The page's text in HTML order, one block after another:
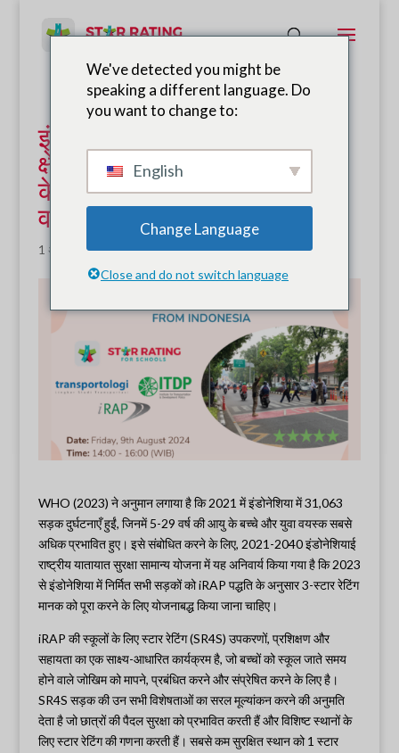
इंडोनेशिया में SR4S के साथ स्कूल
क्षेत्र सुरक्षा कार्यक्रमों के सफल
केस अध्ययनों को प्रदर्शित करने
वाला ऑनलाइन वेबिनार
1 अगस्त, 2024|समाचार
WHO (2023) ने अनुमान लगाया है कि 2021 में इंडोनेशिया में 31,063
सड़क दुर्घटनाएँ हुईं, जिनमें 5-29 वर्ष की आयु के बच्चे और युवा वयस्क सबसे
अधिक प्रभावित हुए। इसे संबोधित करने के लिए, 2021-2040 इंडोनेशियाई
राष्ट्रीय यातायात सुरक्षा सामान्य योजना में यह अनिवार्य किया गया है कि 2023
से इंडोनेशिया में निर्मित सभी सड़कों को iRAP पद्धति के अनुसार 3-स्टार रेटिंग
मानक को पूरा करने के लिए योजनाबद्ध किया जाना चाहिए।
iRAP की स्कूलों के लिए स्टार रेटिंग (SR4S) उपकरणों, प्रशिक्षण और
सहायता का एक साक्ष्य-आधारित कार्यक्रम है, जो बच्चों को स्कूल जाते समय
होने वाले जोखिम को मापने, प्रबंधित करने और संप्रेषित करने के लिए है।
SR4S सड़क की उन सभी विशेषताओं का सरल मूल्यांकन करने की अनुमति
देता है जो छात्रों की पैदल सुरक्षा को प्रभावित करती हैं और विशिष्ट स्थानों के
लिए स्टार रेटिंग की गणना करती हैं। सबसे कम सुरक्षित स्थान को 1 स्टार
We've detected you might be
speaking a different language. Do
you want to change to:
English
Change Language
Close and do not switch language